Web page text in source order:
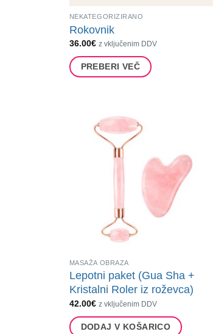
NEKATEGORIZIRANO
Rokovnik
36.00€ z vključenim DDV
PREBERI VEČ
MASAŽA OBRAZA
Lepotni paket (Gua Sha +
Kristalni Roler iz roževca)
42.00€ z vključenim DDV
DODAJ V KOŠARICO